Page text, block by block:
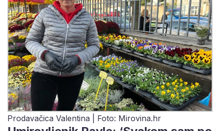
Prodavačica Valentina | Foto: Mirovina.hr